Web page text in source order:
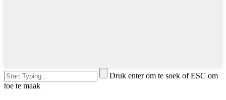
Druk enter om te soek of ESC om
toe te maak